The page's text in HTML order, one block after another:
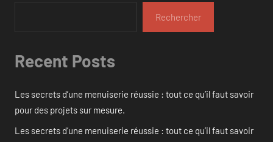
Rechercher
Recent Posts
Les secrets d’une menuiserie réussie : tout ce qu’il faut savoir
pour des projets sur mesure.
Les secrets d’une menuiserie réussie : tout ce qu’il faut savoir